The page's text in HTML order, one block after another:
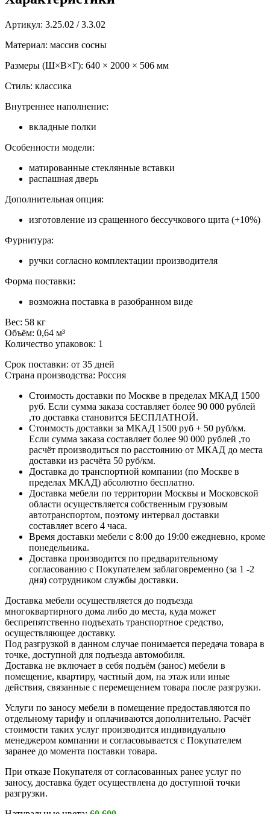
Артикул: 3.25.02 / 3.3.02
Материал: массив сосны
Размеры (Ш×В×Г): 640 × 2000 × 506 мм
Стиль: классика
Внутреннее наполнение:
вкладные полки
Особенности модели:
матированные стеклянные вставки
распашная дверь
Дополнительная опция:
изготовление из сращенного бессучкового щита (+10%)
Фурнитура:
ручки согласно комплектации производителя
Форма поставки:
возможна поставка в разобранном виде
Вес: 58 кг
Объём: 0,64 м³
Количество упаковок: 1
Срок поставки: от 35 дней
Страна производства: Россия
Стоимость доставки по Москве в пределах МКАД 1500
руб. Если сумма заказа составляет более 90 000 рублей
,то доставка становится БЕСПЛАТНОЙ.
Стоимость доставки за МКАД 1500 руб + 50 руб/км.
Если сумма заказа составляет более 90 000 рублей ,то
расчёт производиться по расстоянию от МКАД до места
доставки из расчёта 50 руб/км.
Доставка до транспортной компании (по Москве в
пределах МКАД) абсолютно бесплатно.
Доставка мебели по территории Москвы и Московской
области осуществляется собственным грузовым
автотранспортом, поэтому интервал доставки
составляет всего 4 часа.
Время доставки мебели с 8:00 до 19:00 ежедневно, кроме
понедельника.
Доставка производится по предварительному
согласованию с Покупателем заблаговременно (за 1 -2
дня) сотрудником службы доставки.
Доставка мебели осуществляется до подъезда
многоквартирного дома либо до места, куда может
беспрепятственно подъехать транспортное средство,
осуществляющее доставку.
Под разгрузкой в данном случае понимается передача товара в
точке, доступной для подъезда автомобиля.
Доставка не включает в себя подъём (занос) мебели в
помещение, квартиру, частный дом, на этаж или иные
действия, связанные с перемещением товара после разгрузки.
Услуги по заносу мебели в помещение предоставляются по
отдельному тарифу и оплачиваются дополнительно. Расчёт
стоимости таких услуг производится индивидуально
менеджером компании и согласовывается с Покупателем
заранее до момента поставки товара.
При отказе Покупателя от согласованных ранее услуг по
заносу, доставка будет осуществлена до доступной точки
разгрузки.